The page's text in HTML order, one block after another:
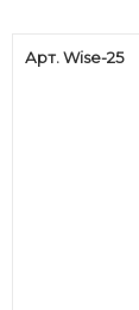
Арт. Wise-25